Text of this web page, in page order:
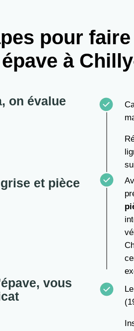
pour
épave à
on évalue
et pièce
vous